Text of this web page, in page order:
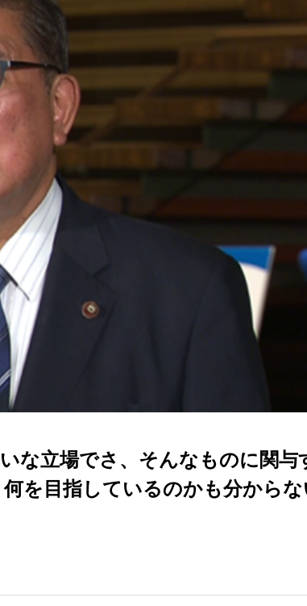
な立場でさ、そんなものに関与
を目指しているのかも分から